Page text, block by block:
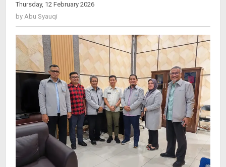
Pendidikan
Bogor
Perkuat
Sinergi
untuk
Kemajuan
Pendidikan
Thursday, 12 February 2026
by Abu Syauqi